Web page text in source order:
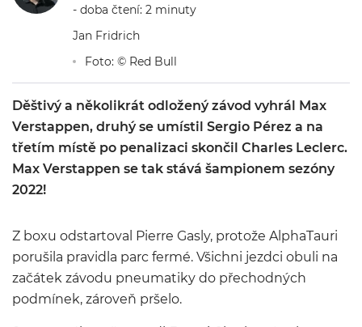
- doba čtení: 2 minuty
Jan Fridrich
Foto: © Red Bull
Děštivý a několikrát odložený závod vyhrál Max
Verstappen, druhý se umístil Sergio Pérez a na
třetím místě po penalizaci skončil Charles Leclerc.
Max Verstappen se tak stává šampionem sezóny
2022!
Z boxu odstartoval Pierre Gasly, protože AlphaTauri
porušila pravidla parc fermé. Všichni jezdci obuli na
začátek závodu pneumatiky do přechodných
podmínek, zároveň pršelo.